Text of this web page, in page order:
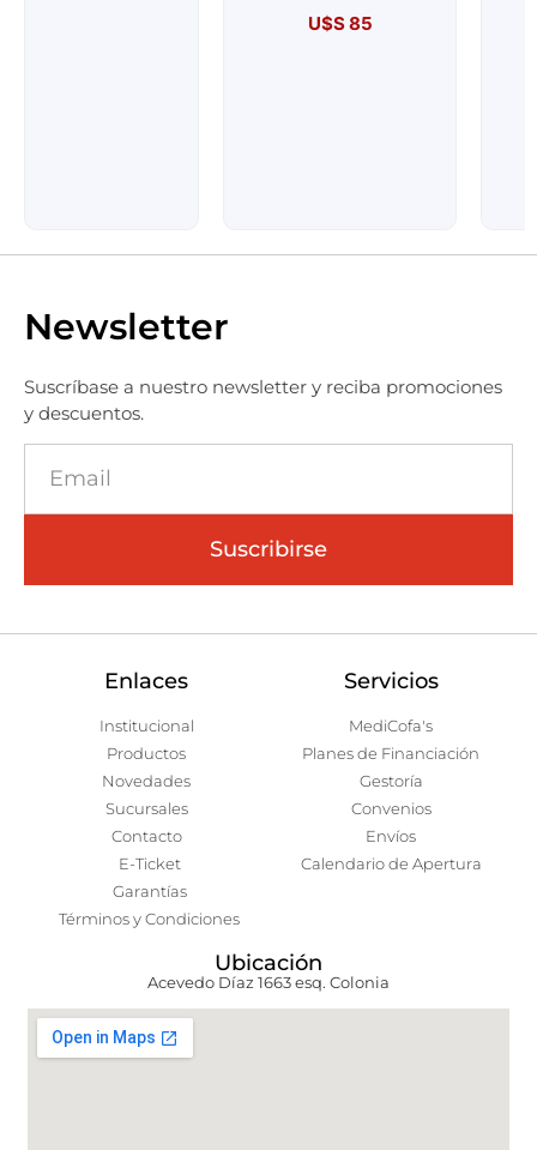
U$S85
Newsletter
Suscríbase a nuestro newsletter y reciba promociones
y descuentos.
Suscribirse
Enlaces
Institucional
Productos
Novedades
Sucursales
Contacto
E-Ticket
Garantías
Términos y Condiciones
Servicios
MediCofa's
Planes de Financiación
Gestoría
Convenios
Envíos
Calendario de Apertura
Ubicación
Acevedo Díaz 1663 esq. Colonia